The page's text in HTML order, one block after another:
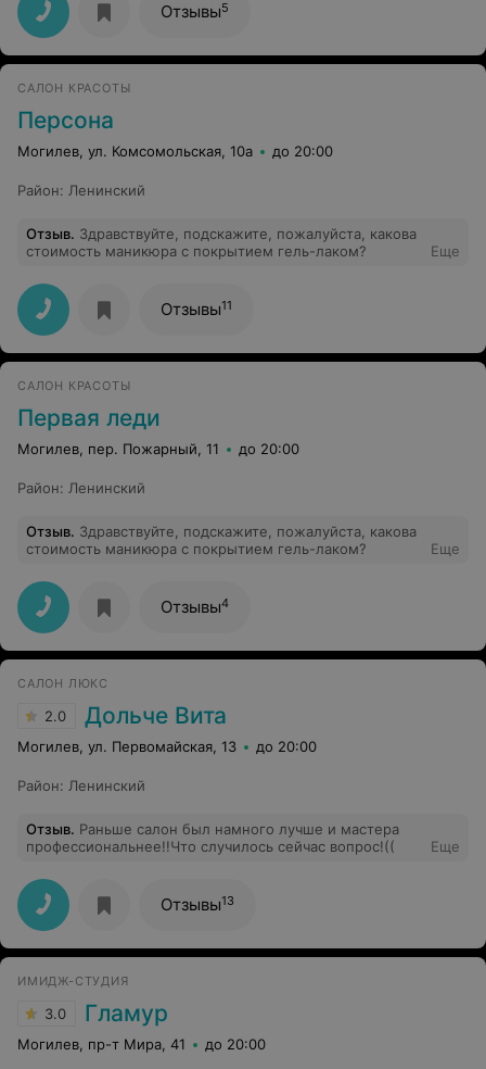
Отзывы5
САЛОН КРАСОТЫ
Персона
Могилев, ул. Комсомольская, 10а до 20:00
Район: Ленинский
Отзыв. Здравствуйте, подскажите, пожалуйста, какова
стоимость маникюра с покрытием гель-лаком?
Еще
Отзывы11
САЛОН КРАСОТЫ
Первая леди
Могилев, пер. Пожарный, 11 до 20:00
Район: Ленинский
Отзыв. Здравствуйте, подскажите, пожалуйста, какова
стоимость маникюра с покрытием гель-лаком?
Еще
Отзывы4
САЛОН ЛЮКС
2.0 Дольче Вита
Могилев, ул. Первомайская, 13 до 20:00
Район: Ленинский
Отзыв. Раньше салон был намного лучше и мастера
профессиональнее!!Что случилось сейчас вопрос!((
Еще
Отзывы13
ИМИДЖ-СТУДИЯ
3.0 Гламур
Могилев, пр-т Мира, 41 до 20:00